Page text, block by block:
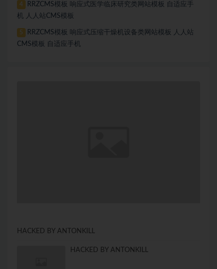
4
RRZCMS模板 响应式医学临床研究类网站模板 自适应手
机 人人站CMS模板
5
RRZCMS模板 响应式压缩干燥机设备类网站模板 人人站
CMS模板 自适应手机
HACKED BY ANTONKILL
HACKED BY ANTONKILL